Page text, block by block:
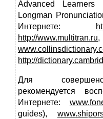
Advanced Learners
Longman
Интернете:
http://www.multitran.ru,
www.collinsdictionary.
http://dictionary.
Для
рекомендуется
Интернете: www.
guides), www.